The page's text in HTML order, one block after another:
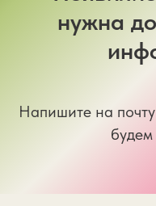
нужна
Напишите на почту